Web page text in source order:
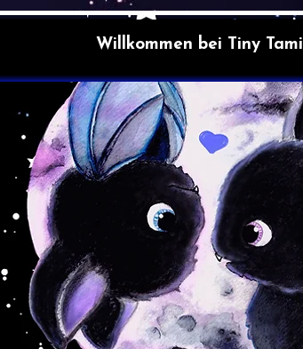
Willkommen bei Tiny Tami